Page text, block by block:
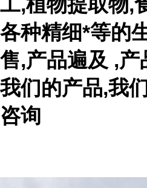
各种精细*等的
售,产品遍及 ,
我们的产品,我
咨询